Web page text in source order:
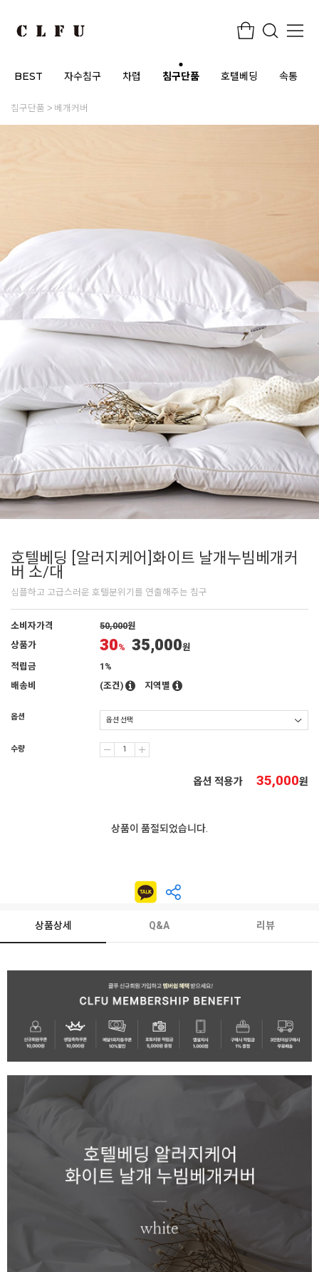
BEST 자수침구 차렵 침구단품 호텔베딩 속통
침구단품 베개커버
호텔베딩 [알러지케어]화이트 날개누빔베개커
버 소/대
심플하고 고급스러운 호텔분위기를 연출해주는 침구
소비자가격 50,000원
상품가
30% 35,000원
적립금
1%
배송비
(조건) 지역별
옵션
수량
옵션 적용가 35,000원
상품이 품절되었습니다.
상품상세 Q&A 리뷰